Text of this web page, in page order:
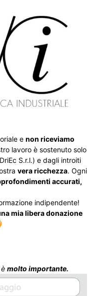
e non riceviamo
lavoro è sostenuto solo
S.r.l.) e dagli introiti
vera ricchezza. Ogni
accurati,
indipendente!
mia libera donazione
molto importante.